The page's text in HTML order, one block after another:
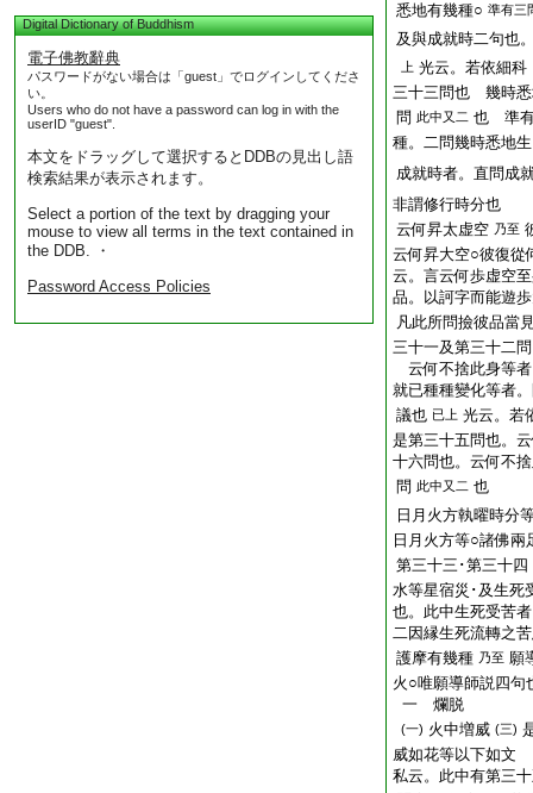
Digital Dictionary of Buddhism
電子佛教辭典
パスワードがない場合は「guest」でログインしてくださ
い。
Users who do not have a password can log in with the
userID "guest".
本文をドラッグして選択するとDDBの見出し語
検索結果が表示されます。
Select a portion of the text by dragging your
mouse to view all terms in the text contained in
the DDB. ・
Password Access Policies
悉地有幾種○ 準有三
及與成就時二句也
上 光云。若依細
三十三問也 幾時悉
問 此中又二 也 準有
種。二問幾時悉地
成就時者。直問成
非謂修行時分也
云何昇太虚空 乃至
云何昇大空○彼復從
云。言云何歩虚空
品。以訶字而能遊
凡此所問撿彼品當
三十一及第三十二
云何不捨此身等
就已種種變化等者
議也 已上 光云。若
是第三十五問也。
十六問也。云何不
問 此中又二 也
日月火方執曜時分
日月火方等○諸佛兩
第三十三･第三十四
水等星宿災･及生死
也。此中生死受苦
二因縁生死流轉之
護摩有幾種 乃至 願
火○唯願導師説四句
一 爛脱
(一) 火中増威 (三)
威如花等以下如文
私云。此中有第三